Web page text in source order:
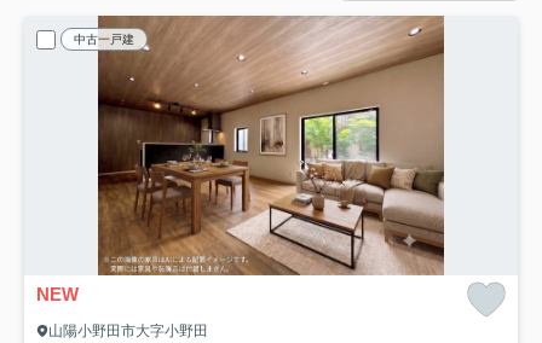
中古一戸建
NEW
山陽小野田市大字小野田